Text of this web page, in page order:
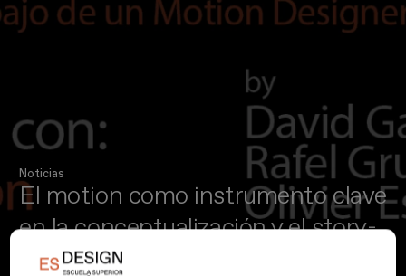
Noticias
El motion como instrumento clave
en la conceptualización y el story-
telling